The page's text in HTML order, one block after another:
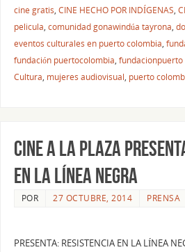
cine gratis, CINE HECHO POR INDÍGENAS,
pelicula, comunidad gonawindúa tayrona,
eventos culturales en puerto colombia,
fundación puertocolombia, fundacionpuerto
Cultura, mujeres audiovisual, puerto
CINE A LA PLAZA
EN LA LÍNEA NEGRA
POR 27 OCTUBRE, 2014 PRENSA
PRESENTA: RESISTENCIA EN LA LÍNEA